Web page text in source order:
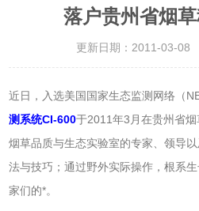
落户贵州省烟
更新日期：2011-03-
近日，入选美国国家生态监测网络（
测系统CI-600于2011年3月在贵州省烟
烟草品质与生态实验室的专家、领导
法与技巧；通过野外实际操作，根系
家们的*。